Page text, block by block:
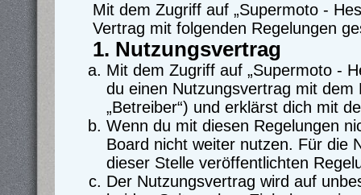
Mit dem Zugriff auf „Supermoto -
Vertrag mit folgenden Regelungen
1. Nutzungsvertrag
Mit dem Zugriff auf „Supermoto -
du einen Nutzungsvertrag mit
„Betreiber“) und erklärst dich mit
Wenn du mit diesen Regelungen
Board nicht weiter nutzen. Für die
dieser Stelle veröffentlichten
Der Nutzungsvertrag wird auf